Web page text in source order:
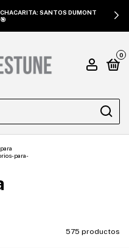
SANTOS DUMONT
0
para-
575 productos